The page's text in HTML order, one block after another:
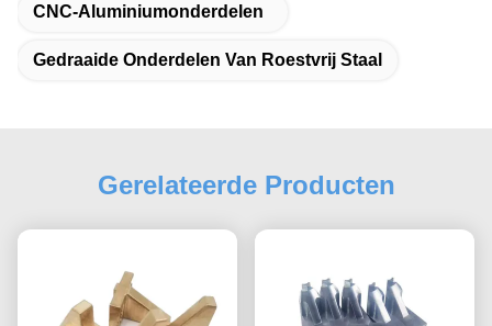
CNC-Aluminiumonderdelen
Gedraaide Onderdelen Van Roestvrij Staal
Gerelateerde Producten